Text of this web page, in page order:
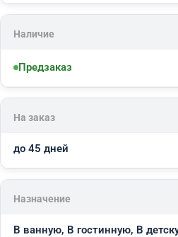
Наличие
Предзаказ
На заказ
до 45 дней
Назначение
В ванную, В гостинную, В